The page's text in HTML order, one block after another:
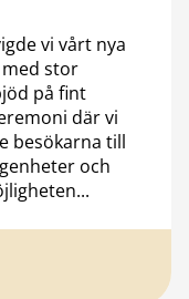
vi vårt nya
med stor
på fint
där vi
besökarna till
och